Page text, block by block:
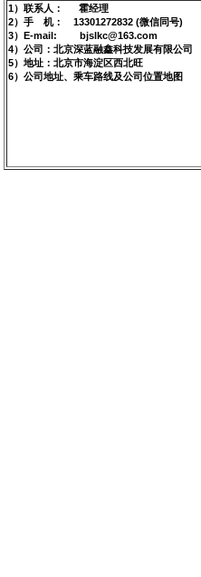
1）联系人： 霍经理
2）手 机： 13301272832 (微信同号)
3）E-mail: bjslkc@163.com
4）公司：北京深蓝融鑫科技发展有限公司
5）地址：北京市海淀区西北旺
6）公司地址、乘车路线及公司位置地图